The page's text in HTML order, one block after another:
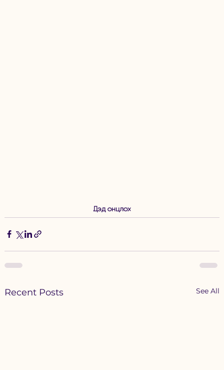
Дэд онцлох
Recent Posts See All